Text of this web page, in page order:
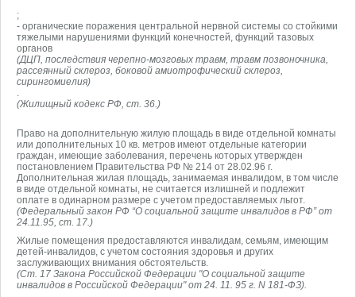
;
- органические поражения центральной нервной системы со стойкими
тяжелыми нарушениями функций конечностей, функций тазовых
органов
(ДЦП, последствия черепно-мозговых травм, травм позвоночника,
рассеянный склероз, боковой амиотрофический склероз,
сирингомиелия)
.
(Жилищный кодекс РФ, ст. 36.)
Право на дополнительную жилую площадь в виде отдельной комнаты
или дополнительных 10 кв. метров имеют отдельные категории
граждан, имеющие заболевания, перечень которых утвержден
постановлением Правительства РФ № 214 от 28.02.96 г.
Дополнительная жилая площадь, занимаемая инвалидом, в том числе
в виде отдельной комнаты, не считается излишней и подлежит
оплате в одинарном размере с учетом предоставляемых льгот.
(Федеральный закон РФ “О социальной защите инвалидов в РФ” от
24.11.95, ст. 17.)
Жилые помещения предоставляются инвалидам, семьям, имеющим
детей-инвалидов, с учетом состояния здоровья и других
заслуживающих внимания обстоятельств.
(Ст. 17 Закона Российской Федерации "О социальной защите
инвалидов в Российской Федерации" от 24. 11. 95 г. N 181-ФЗ).